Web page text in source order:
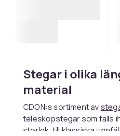
Stegar i olika
material
CDON:s sortiment av
teleskopstegar som fälls
storlek, till klassiska